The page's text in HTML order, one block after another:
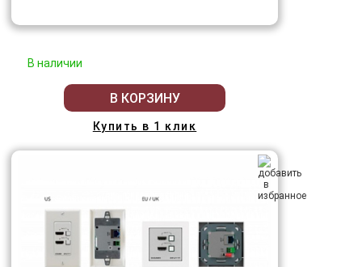
В наличии
В КОРЗИНУ
Купить в 1 клик